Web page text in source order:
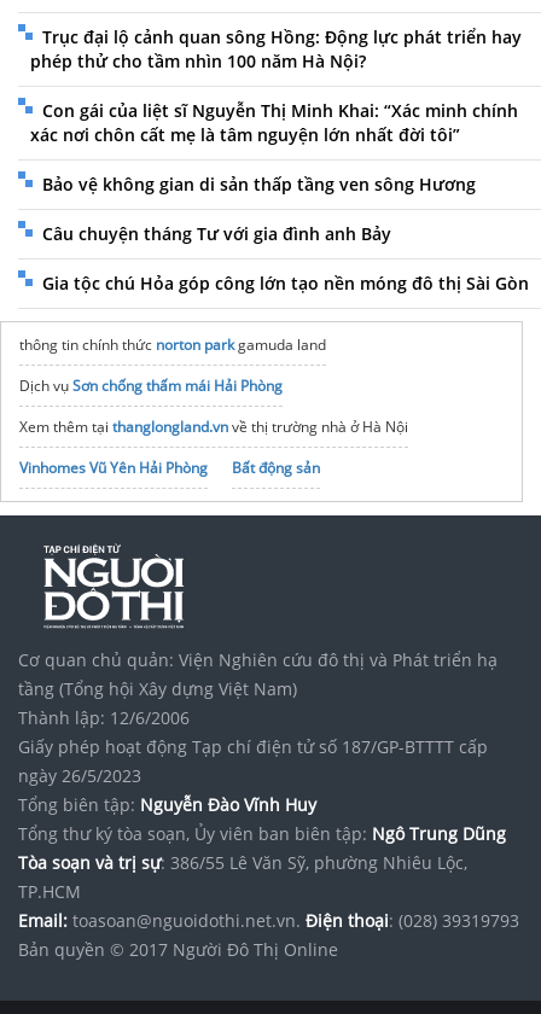
Trục đại lộ cảnh quan sông Hồng: Động lực phát triển hay
phép thử cho tầm nhìn 100 năm Hà Nội?
Con gái của liệt sĩ Nguyễn Thị Minh Khai: “Xác minh chính
xác nơi chôn cất mẹ là tâm nguyện lớn nhất đời tôi”
Bảo vệ không gian di sản thấp tầng ven sông Hương
Câu chuyện tháng Tư với gia đình anh Bảy
Gia tộc chú Hỏa góp công lớn tạo nền móng đô thị Sài Gòn
thông tin chính thức norton parkgamuda land
Dịch vụSơn chống thấm mái Hải Phòng
Xem thêm tại thanglongland.vnvề thị trường nhà ở Hà Nội
Vinhomes Vũ Yên Hải Phòng
Bất động sản
Vinhomes Saigon Park
noxh K Home Avenue Nhơn Trạch
Tập đoàn Bcons Group
Dịch vụvệ sinh nhà ở Quận 6
Bảng giágiấy dán tườnggiá rẻ
nắp rửa thông minh loại nào tốt
Cơ quan chủ quản: Viện Nghiên cứu đô thị và Phát triển hạ
tầng (Tổng hội Xây dựng Việt Nam)
Thành lập: 12/6/2006
Giấy phép hoạt động Tạp chí điện tử số 187/GP-BTTTT cấp
ngày 26/5/2023
Tổng biên tập: Nguyễn Đào Vĩnh Huy
Tổng thư ký tòa soạn, Ủy viên ban biên tập: Ngô Trung Dũng
Tòa soạn và trị sự: 386/55 Lê Văn Sỹ, phường Nhiêu Lộc,
TP.HCM
Email: toasoan@nguoidothi.net.vn. Điện thoại: (028) 39319793
Bản quyền © 2017 Người Đô Thị Online